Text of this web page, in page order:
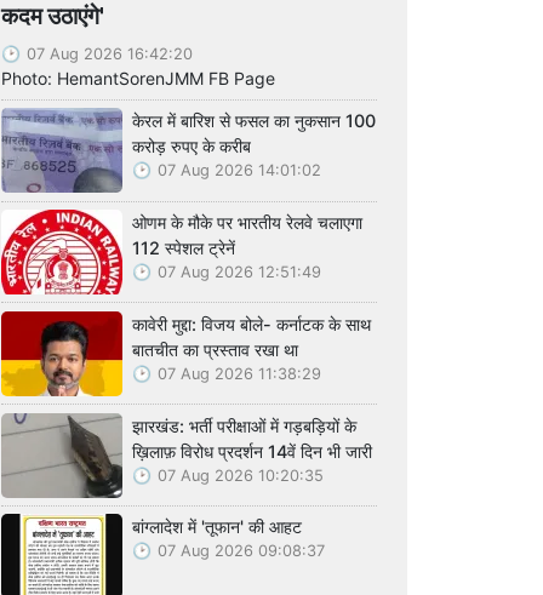
कदम उठाएंगे'
07 Aug 2026 16:42:20
Photo: HemantSorenJMM FB Page
केरल में बारिश से फसल का नुकसान 100
करोड़ रुपए के करीब
07 Aug 2026 14:01:02
ओणम के मौके पर भारतीय रेलवे चलाएगा
112 स्पेशल ट्रेनें
07 Aug 2026 12:51:49
कावेरी मुद्दा: विजय बोले- कर्नाटक के साथ
बातचीत का प्रस्ताव रखा था
07 Aug 2026 11:38:29
झारखंड: भर्ती परीक्षाओं में गड़बड़ियों के
ख़िलाफ़ विरोध प्रदर्शन 14वें दिन भी जारी
07 Aug 2026 10:20:35
बांग्लादेश में 'तूफान' की आहट
07 Aug 2026 09:08:37